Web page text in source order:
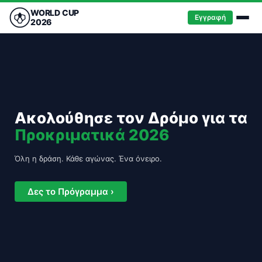
WORLD CUP
2026
Εγγραφή
Ακολούθησε τον Δρόμο για τα
Προκριματικά 2026
Όλη η δράση. Κάθε αγώνας. Ένα όνειρο.
Δες το Πρόγραμμα ›